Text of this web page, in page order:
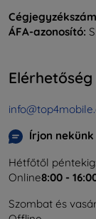
ÁFA-azonosító:
Elérhetőség
Írjon nekünk
Hétfőtől péntekig:
Online8:00 -
Szombat és